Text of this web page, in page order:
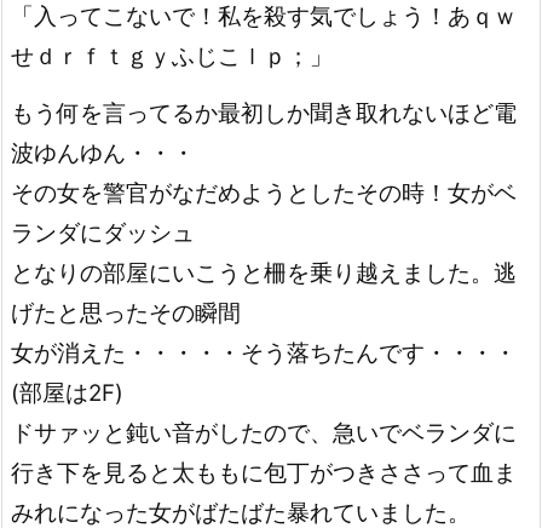
「入ってこないで！私を殺す気でしょう！あｑｗ
せｄｒｆｔｇｙふじこｌｐ；」
もう何を言ってるか最初しか聞き取れないほど電
波ゆんゆん・・・
その女を警官がなだめようとしたその時！女がベ
ランダにダッシュ
となりの部屋にいこうと柵を乗り越えました。逃
げたと思ったその瞬間
女が消えた・・・・・そう落ちたんです・・・・
(部屋は2F)
ドサァッと鈍い音がしたので、急いでベランダに
行き下を見ると太ももに包丁がつきささって血ま
みれになった女がばたばた暴れていました。